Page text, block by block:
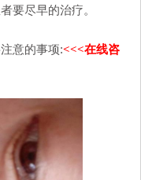
要尽早的治疗。
意的事项:<<<在线咨